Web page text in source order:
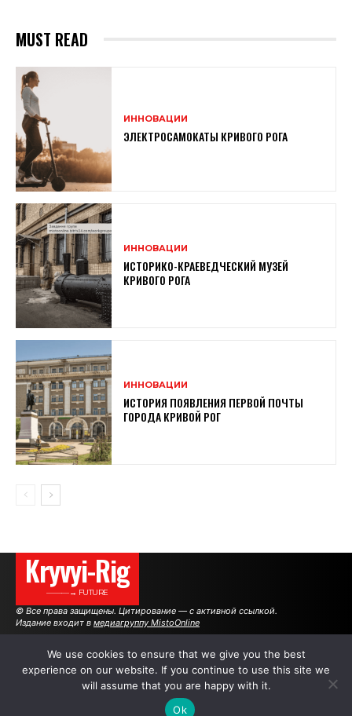
MUST READ
ИННОВАЦИИ
ЭЛЕКТРОСАМОКАТЫ КРИВОГО РОГА
ИННОВАЦИИ
ИСТОРИКО-КРАЕВЕДЧЕСКИЙ МУЗЕЙ
КРИВОГО РОГА
ИННОВАЦИИ
ИСТОРИЯ ПОЯВЛЕНИЯ ПЕРВОЙ ПОЧТЫ
ГОРОДА КРИВОЙ РОГ
Kryvyi-Rig
———→ FUTURE
© Все права защищены. Цитирование — с активной ссылкой.
Издание входит в медиагруппу MistoOnline
АВТОРЫ РЕКЛАМА НА САЙТЕ
We use cookies to ensure that we give you the best
experience on our website. If you continue to use this site we
will assume that you are happy with it.
Ok